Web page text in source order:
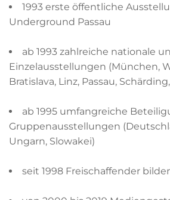
1993 erste öffentliche
Underground Passau
ab 1993 zahlreiche nationale
Einzelausstellungen (München,
Bratislava, Linz, Passau,
ab 1995 umfangreiche
Gruppenausstellungen
Ungarn, Slowakei)
seit 1998 Freischaffender